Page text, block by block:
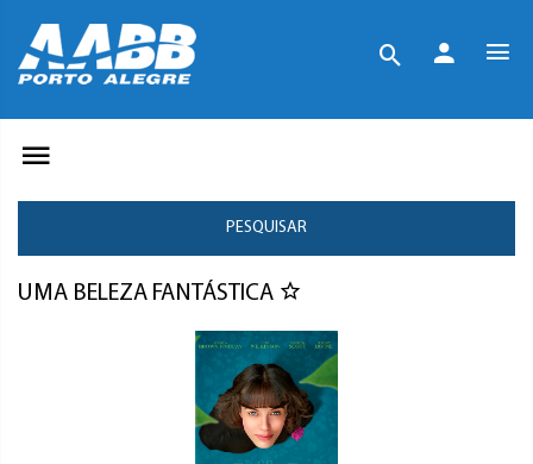
PESQUISAR
UMA BELEZA FANTÁSTICA